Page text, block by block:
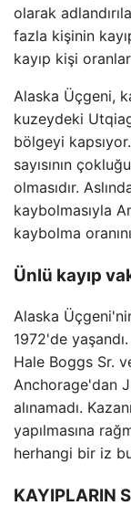
olarak
fazla kişinin
kayıp kişi
Alaska Üçgeni,
kuzeydeki
bölgeyi
sayısının
olmasıdır.
kaybolmasıyla
kaybolma
Ünlü kayıp
Alaska
1972'de
Hale Boggs Sr.
Anchorage'dan
alınamadı.
yapılmasına
herhangi bir iz
KAYIPLARIN